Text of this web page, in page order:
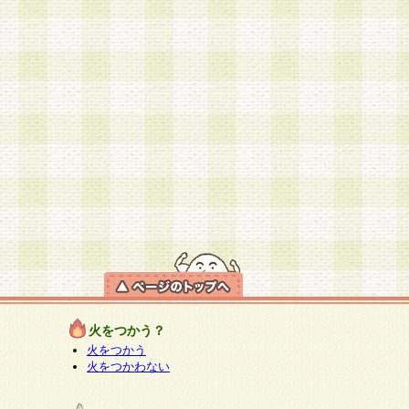
火をつかう？
火をつかう
火をつかわない